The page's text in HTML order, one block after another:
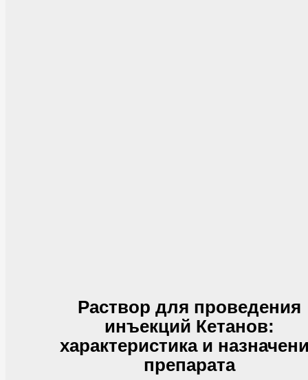
Раствор для проведения
инъекций Кетанов:
характеристика и
препарата